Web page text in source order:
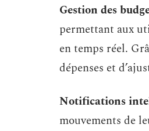
Gestion des
permettant aux
en temps réel.
dépenses et
Notifications
mouvements de